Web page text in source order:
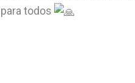
para todos